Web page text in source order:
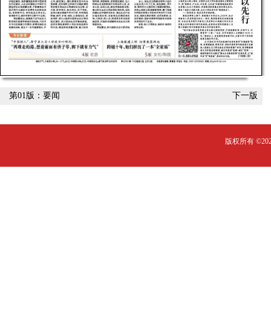
第01版：要闻 下一版
版权所有